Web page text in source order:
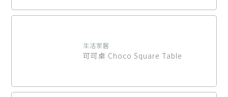
生活家居
可可桌 Choco Square Table